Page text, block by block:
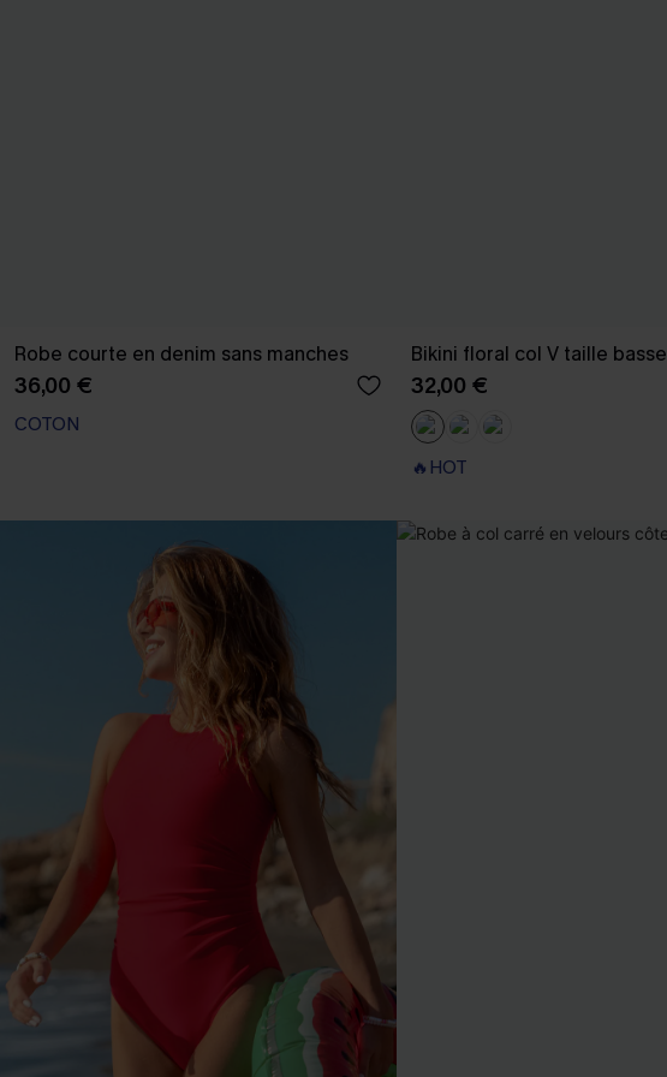
Robe courte en denim sans manches
36,00 €
COTON
Bikini floral col V taille basse
32,00 €
🔥HOT